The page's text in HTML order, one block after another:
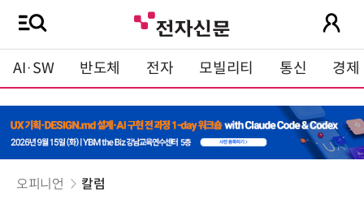
AI·SW 반도체 전자 모빌리티 통신 경제
오피니언 칼럼